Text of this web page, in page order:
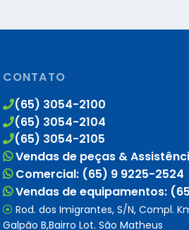
CONTATO
(65) 3054-2100
(65) 3054-2104
(65) 3054-2105
Vendas de peças &
Comercial: (65) 9 9225-2524
Vendas de equipamentos:
Rod. dos Imigrantes, S/N, Compl.
Galpão B,Bairro Lot. São Matheus